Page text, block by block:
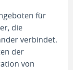
für
die
verbindet.
der
von